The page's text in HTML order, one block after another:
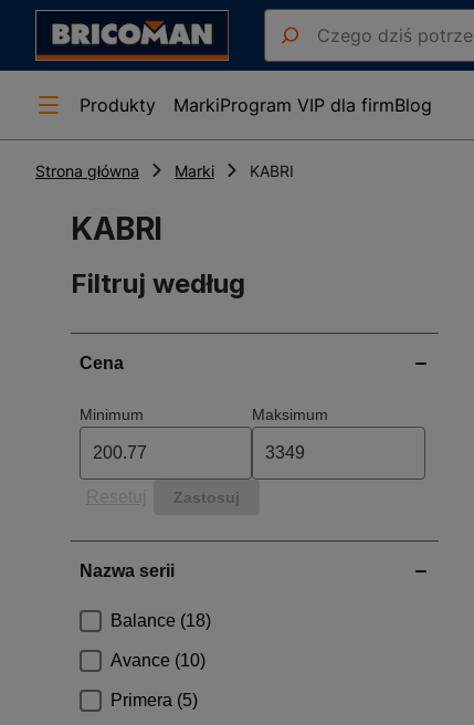
Produkty MarkiProgram VIP dla firmBlog
Strona główna Marki KABRI
KABRI
Filtruj według